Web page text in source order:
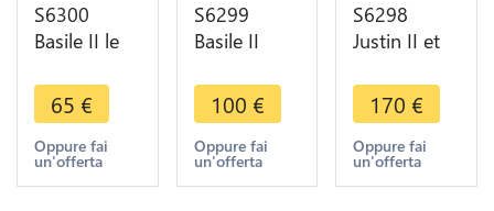
S6300
Basile II le
976-1025
ihsus xritys
basileu
basile Follis
65 €
Oppure fai
un'offerta
S6299
Basile II
VIII ou XIe s
follis classe
A1
Constantinople
100 €
Oppure fai
un'offerta
S6298
Justin II et
- 570
Nicomédie
Follis
A/N/N/O -
170 €
Oppure fai
un'offerta